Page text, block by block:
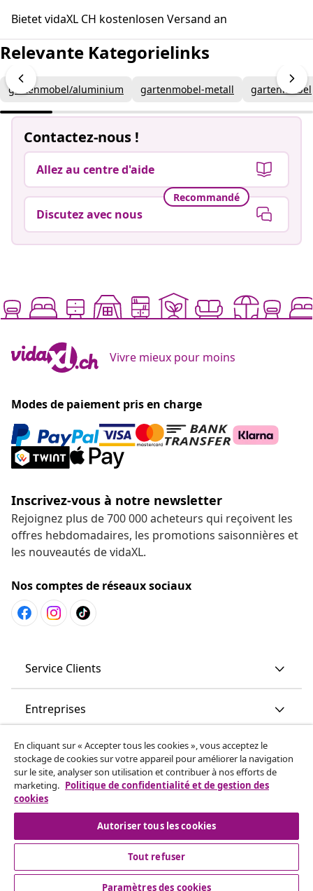
Bietet vidaXL CH kostenlosen Versand an
Relevante Kategorielinks
gartenmobel/aluminium gartenmobel-metall gartenmobel
Contactez-nous !
Allez au centre d'aide
Recommandé
Discutez avec nous
Vivre mieux pour moins
Modes de paiement pris en charge
Inscrivez-vous à notre newsletter
Rejoignez plus de 700 000 acheteurs qui reçoivent les
offres hebdomadaires, les promotions saisonnières et
les nouveautés de vidaXL.
Nos comptes de réseaux sociaux
Service Clients
Entreprises
vidaXL
More content links
En cliquant sur « Accepter tous les cookies », vous acceptez le
stockage de cookies sur votre appareil pour améliorer la navigation
sur le site, analyser son utilisation et contribuer à nos efforts de
marketing. Politique de confidentialité et de gestion des
cookies
Autoriser tous les cookies
Tout refuser
Paramètres des cookies